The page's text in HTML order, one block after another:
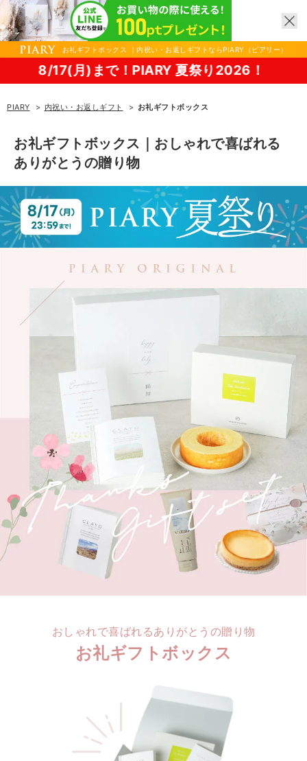
お礼ギフトボックス ｜内祝い・お返しギフトならPIARY（ピアリー）
夏祭り2026！
PIARY 内祝い・お返しギフト お礼ギフトボックス
お礼ギフトボックス｜おしゃれで喜ばれる
ありがとうの贈り物
おしゃれで喜ばれるありがとうの贈り物
お礼ギフトボックス